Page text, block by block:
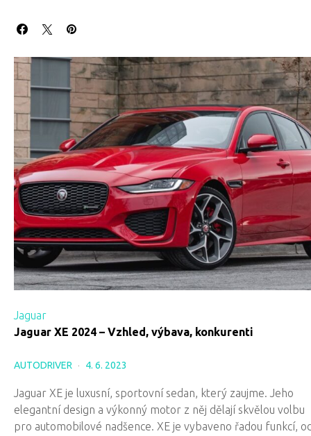
Jaguar
Jaguar XE 2024 – Vzhled, výbava, konkurenti
AUTODRIVER 4. 6. 2023
Jaguar XE je luxusní, sportovní sedan, který zaujme. Jeho
elegantní design a výkonný motor z něj dělají skvělou volbu
pro automobilové nadšence. XE je vybaveno řadou funkcí,